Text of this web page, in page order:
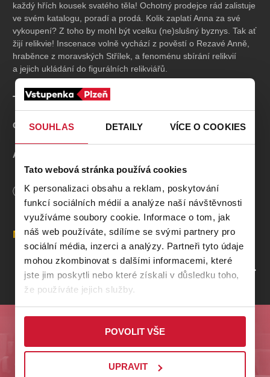
SOUHLAS DETAILY VÍCE O COOKIES
Tato webová stránka používá cookies
K personalizaci obsahu a reklam, poskytování
funkcí sociálních médií a analýze naší návštěvnosti
využíváme soubory cookie. Informace o tom, jak
náš web používáte, sdílíme se svými partnery pro
sociální média, inzerci a analýzy. Partneři tyto údaje
mohou zkombinovat s dalšími informacemi, které
jste jim poskytli nebo které získali v důsledku toho,
že používáte jejich služby.
POVOLIT VŠE
UPRAVIT
každý hřích kousek svatého těla! Ochotný prodejce rád zalistuje
ve svém katalogu, poradí a prodá. Kolik zaplatí Anna za své
vykoupení? Z toho by mohl být vcelku (ne)slušný byznys. Tak ať
žijí relikvie! Inscenace volně vychází z pověstí o Rezavé Anně,
hraběnce z moravských Střílek, a fenoménu sbírání relikvií
a jejich ukládání do figurálních relikviářů.
Tvůrci a účinkující
Geisslers Hofcomoedianten
Autorka:
Režie:Petr Hašek
Hudba:Tomáš Kugel
Výprava:Bára Čechová
Hrají: Lucie Valenová, Claudia Eftimiadisová
Česky / EN titulky
Délka 60 minut
Místa
PROFIL POŘADATELE DIVADLO ALFA
Odebírejte nás a buďte první u nejlepších akcí na